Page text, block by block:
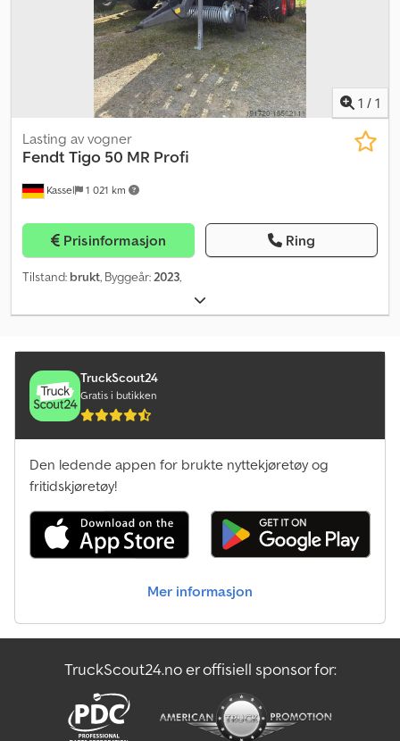
1 / 1
Kassel 1 021 km
Lasting av vogner
Fendt Tigo 50 MR Profi
Prisinformasjon Ring
Tilstand: brukt, Byggeår:2023,
TruckScout24
Gratis i butikken
Den ledende appen for brukte nyttekjøretøy og
fritidskjøretøy!
Mer informasjon
TruckScout24.no er offisiell sponsor for: